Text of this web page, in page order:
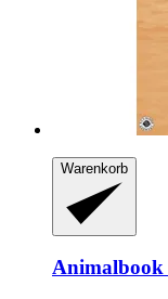
Warenkorb
Animalbook